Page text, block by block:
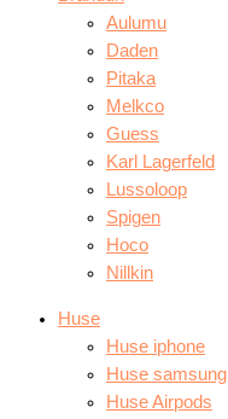
Aulumu
Daden
Pitaka
Melkco
Guess
Karl Lagerfeld
Lussoloop
Spigen
Hoco
Nillkin
Huse
Huse iphone
Huse samsung
Huse Airpods